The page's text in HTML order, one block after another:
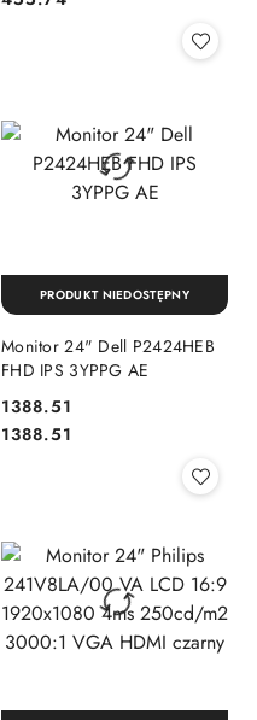
Monitor 24" Dell P2424HEB
FHD IPS 3YPPG AE
Cena:
1388.51
Cena:
1388.51
PRODUKT NIEDOSTĘPNY